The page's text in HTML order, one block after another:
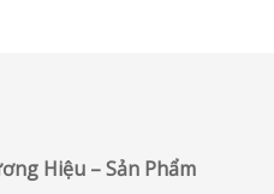
Hiệu – Sản Phẩm